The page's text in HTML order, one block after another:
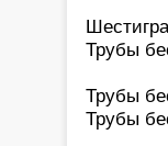
Трубы
Трубы
Трубы